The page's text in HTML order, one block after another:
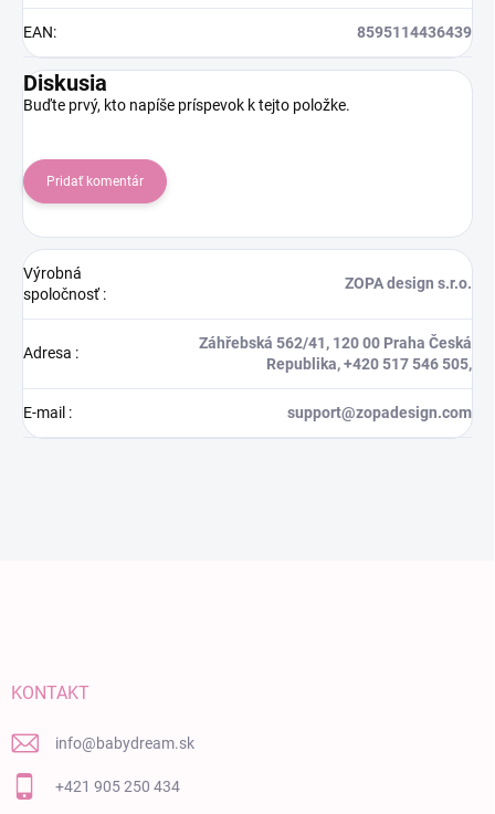
EAN: 8595114436439
Diskusia
Buďte prvý, kto napíše príspevok k tejto položke.
Pridať komentár
Výrobná
spoločnosť:
ZOPA design s.r.o.
Adresa :
Záhřebská 562/41, 120 00 Praha Česká
Republika, +420 517 546 505,
E-mail : support@zopadesign.com
KONTAKT
info@babydream.sk
+421 905 250 434